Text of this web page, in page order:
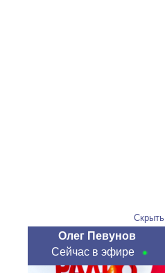
Скрыть
Олег Певунов
Сейчас в эфире